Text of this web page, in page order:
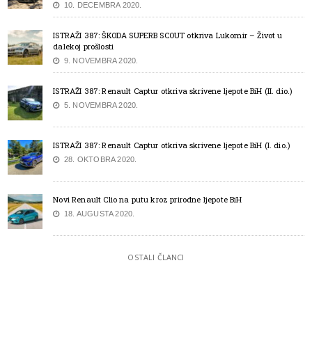
10. DECEMBRA 2020.
ISTRAŽI 387: ŠKODA SUPERB SCOUT otkriva Lukomir – Život u
dalekoj prošlosti
9. NOVEMBRA 2020.
ISTRAŽI 387: Renault Captur otkriva skrivene ljepote BiH (II. dio.)
5. NOVEMBRA 2020.
ISTRAŽI 387: Renault Captur otkriva skrivene ljepote BiH (I. dio.)
28. OKTOBRA 2020.
Novi Renault Clio na putu kroz prirodne ljepote BiH
18. AUGUSTA 2020.
OSTALI ČLANCI